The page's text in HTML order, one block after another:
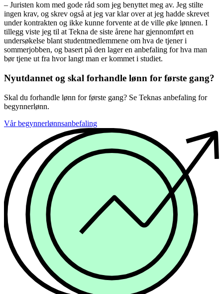
– Juristen kom med gode råd som jeg benyttet meg av. Jeg stilte
ingen krav, og skrev også at jeg var klar over at jeg hadde skrevet
under kontrakten og ikke kunne forvente at de ville øke lønnen. I
tillegg viste jeg til at Tekna de siste årene har gjennomført en
undersøkelse blant studentmedlemmene om hva de tjener i
sommerjobben, og basert på den lager en anbefaling for hva man
bør tjene ut fra hvor langt man er kommet i studiet.
Nyutdannet og skal forhandle lønn for første gang?
Skal du forhandle lønn for første gang? Se Teknas anbefaling for
begynnerlønn.
Vår begynnerlønnsanbefaling